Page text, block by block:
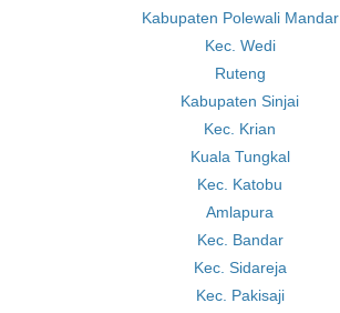
Kabupaten Polewali Mandar
Kec. Wedi
Ruteng
Kabupaten Sinjai
Kec. Krian
Kuala Tungkal
Kec. Katobu
Amlapura
Kec. Bandar
Kec. Sidareja
Kec. Pakisaji